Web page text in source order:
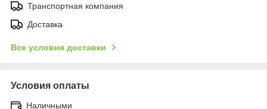
Транспортная компания
Доставка
Все условия доставки
Условия оплаты
Наличными